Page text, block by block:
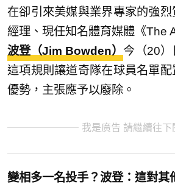
在卻引來美媒與業界專家的強
經理、現任知名體育媒體《The
波登（Jim Bowden） 今（20）
這項規則讓道奇隊在球員名單
優勢，主張應予以廢除。
我是廣告 請繼續往下
變相多一名投手？波登：這對其